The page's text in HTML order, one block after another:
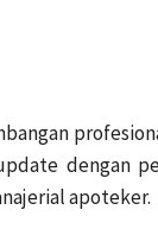
dengan
apoteker.